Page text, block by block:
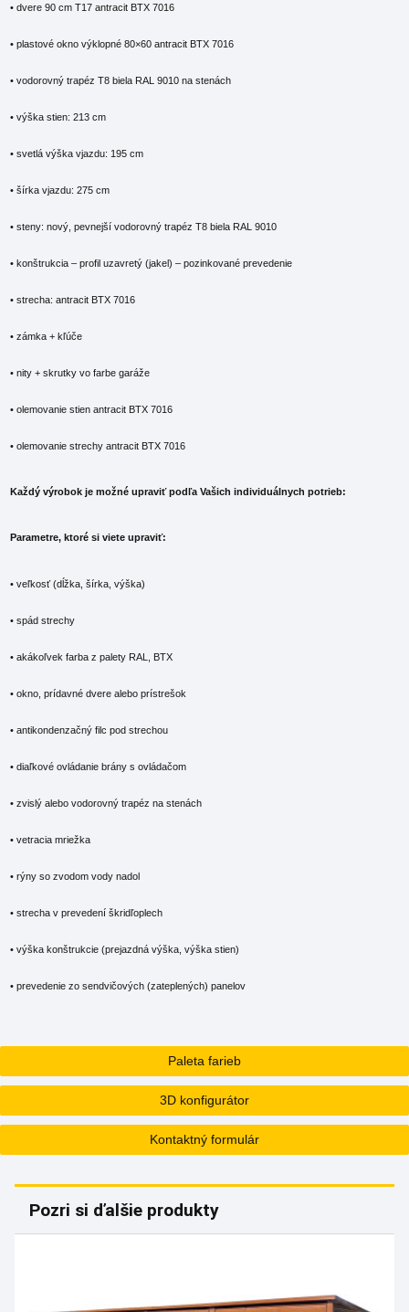
Paleta farieb
3D konfigurátor
Kontaktný formulár
• dvere 90 cm T17 antracit BTX 7016
• plastové okno výklopné 80×60 antracit BTX 7016
• vodorovný trapéz T8 biela RAL 9010 na stenách
• výška stien: 213 cm
• svetlá výška vjazdu: 195 cm
• šírka vjazdu: 275 cm
• steny: nový, pevnejší vodorovný trapéz T8 biela RAL 9010
• konštrukcia – profil uzavretý (jakel) – pozinkované prevedenie
• strecha: antracit BTX 7016
• zámka + kľúče
• nity + skrutky vo farbe garáže
• olemovanie stien antracit BTX 7016
• olemovanie strechy antracit BTX 7016
Každý výrobok je možné upraviť podľa Vašich individuálnych potrieb:
Parametre, ktoré si viete upraviť:
• veľkosť (dĺžka, šírka, výška)
• spád strechy
• akákoľvek farba z palety RAL, BTX
• okno, prídavné dvere alebo prístrešok
• antikondenzačný filc pod strechou
• diaľkové ovládanie brány s ovládačom
• zvislý alebo vodorovný trapéz na stenách
• vetracia mriežka
• rýny so zvodom vody nadol
• strecha v prevedení škridľoplech
• výška konštrukcie (prejazdná výška, výška stien)
• prevedenie zo sendvičových (zateplených) panelov
Pozri si ďalšie produkty